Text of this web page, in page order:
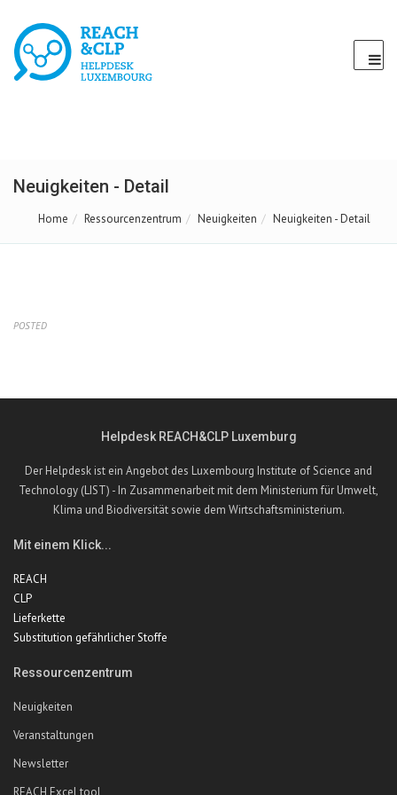
Neuigkeiten - Detail
Home Ressourcenzentrum Neuigkeiten Neuigkeiten - Detail
POSTED
Helpdesk REACH&CLP Luxemburg
Der Helpdesk ist ein Angebot des Luxembourg Institute of Science and
Technology (LIST) - In Zusammenarbeit mit dem Ministerium für Umwelt,
Klima und Biodiversität sowie dem Wirtschaftsministerium.
Mit einem Klick...
REACH
CLP
Lieferkette
Substitution gefährlicher Stoffe
Ressourcenzentrum
Neuigkeiten
Veranstaltungen
Newsletter
REACH Excel tool